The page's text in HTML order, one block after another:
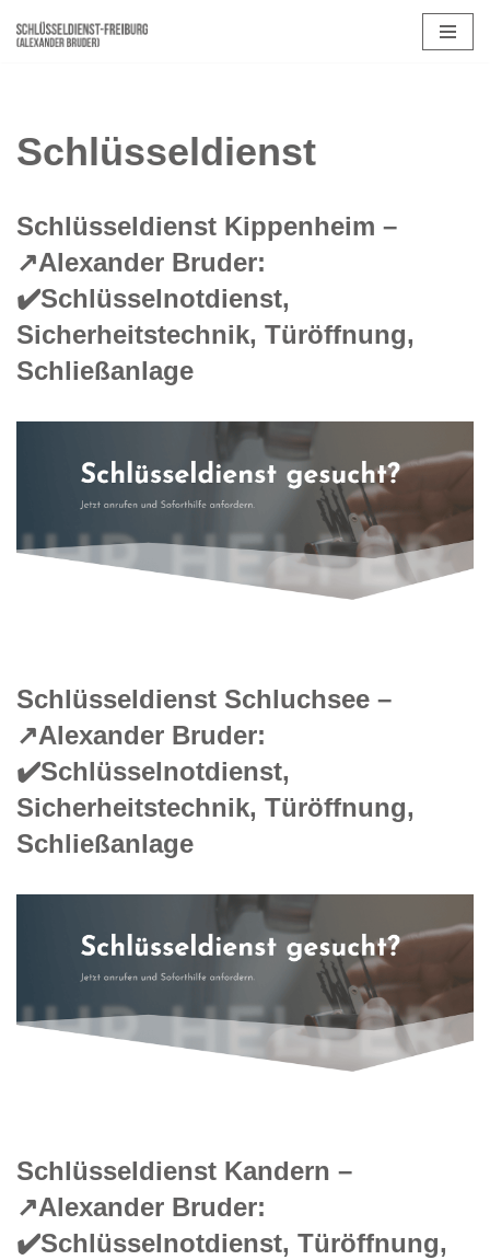
Schlüsseldienst
Schlüsseldienst Kippenheim –
↗️Alexander Bruder:
✔️Schlüsselnotdienst,
Sicherheitstechnik, Türöffnung,
Schließanlage
Schlüsseldienst Schluchsee –
↗️Alexander Bruder:
✔️Schlüsselnotdienst,
Sicherheitstechnik, Türöffnung,
Schließanlage
Schlüsseldienst Kandern –
↗️Alexander Bruder:
✔️Schlüsselnotdienst, Türöffnung,